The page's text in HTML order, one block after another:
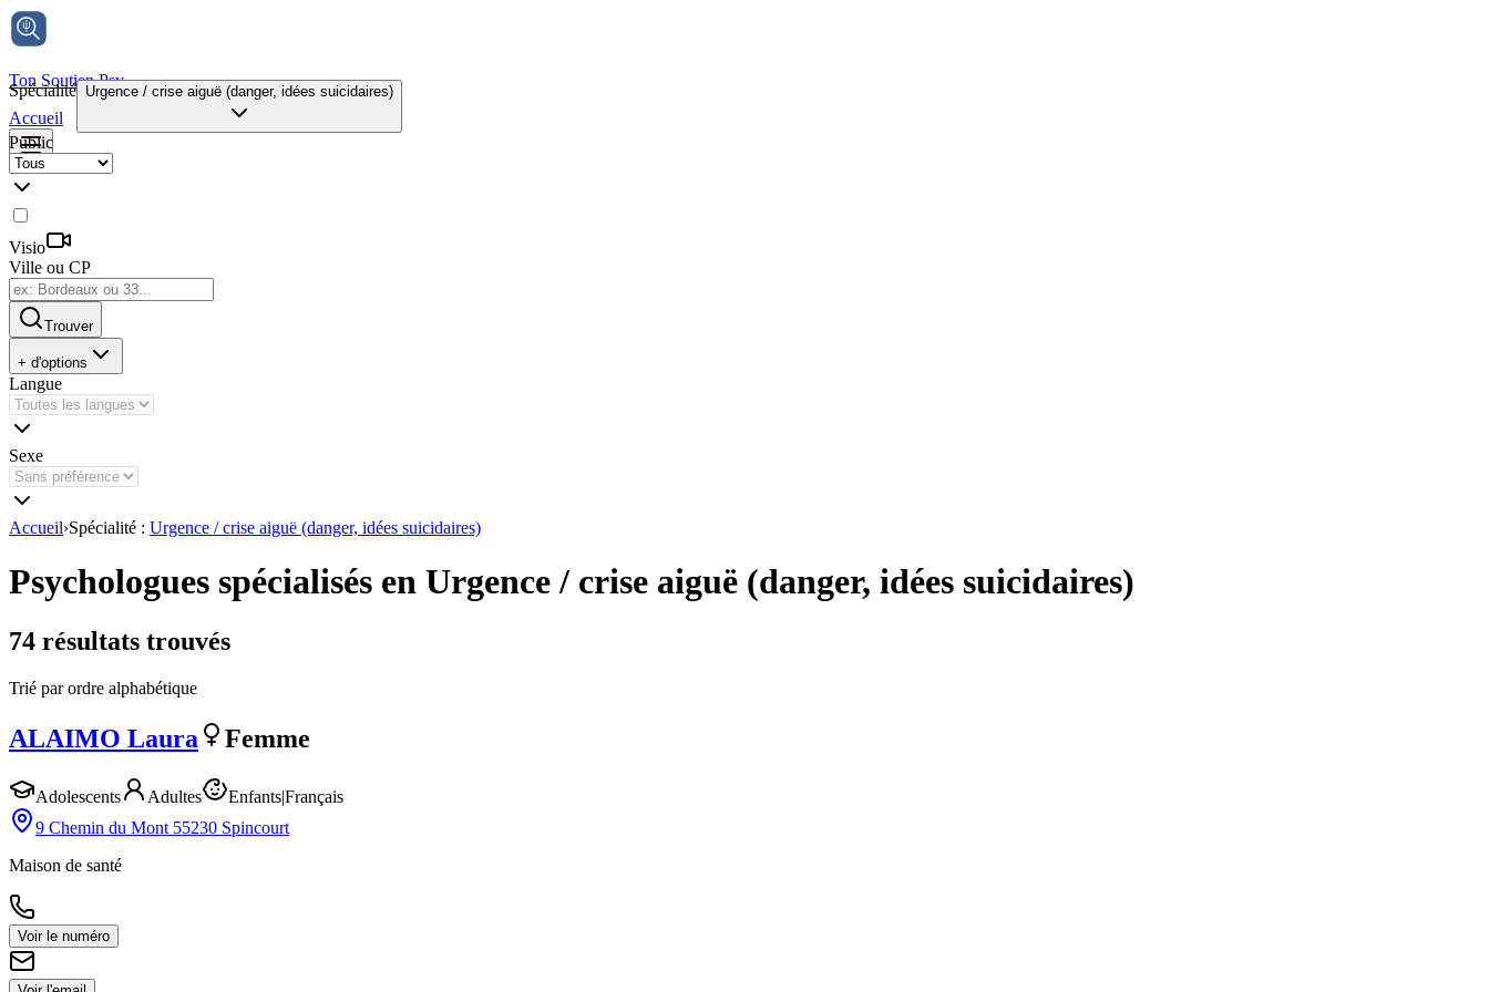
Ton Soutien Psy
Accueil
Spécialité Urgence / crise aiguë (danger, idées suicidaires)
Public
Visio
Ville ou CP
Trouver
+ d'options
Langue
Sexe
Accueil›Spécialité : Urgence / crise aiguë (danger, idées suicidaires)
Psychologues spécialisés en Urgence / crise aiguë (danger, idées suicidaires)
74 résultats trouvés
Trié par ordre alphabétique
ALAIMO Laura Femme
Adolescents Adultes Enfants|Français
9 Chemin du Mont 55230 Spincourt
Maison de santé
Voir le numéro